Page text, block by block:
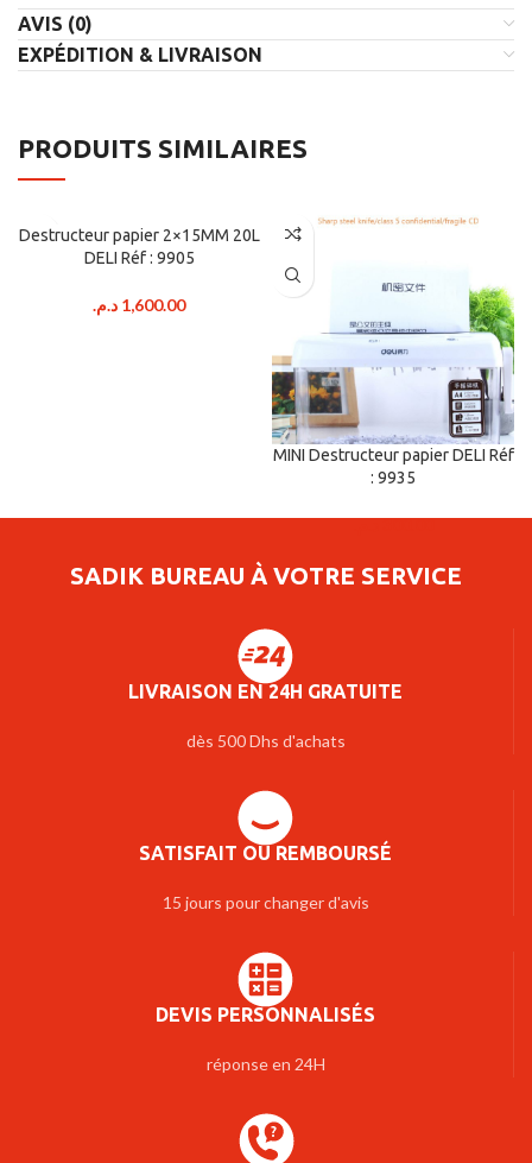
AVIS (0)
EXPÉDITION & LIVRAISON
PRODUITS SIMILAIRES
Destructeur papier 2×15MM 20L
DELI Réf : 9905
1,600.00 د.م.
MINI Destructeur papier DELI Réf
: 9935
300.00د.م.
SADIK BUREAU À VOTRE SERVICE
LIVRAISON EN 24H GRATUITE
dès 500 Dhs d'achats
SATISFAIT OU REMBOURSÉ
15 jours pour changer d'avis
DEVIS PERSONNALISÉS
réponse en 24H